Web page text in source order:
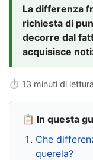
La differenza
richiesta di
decorre dal
acquisisce
⏱ 13 minuti di
📋 In questa
Che
querela?